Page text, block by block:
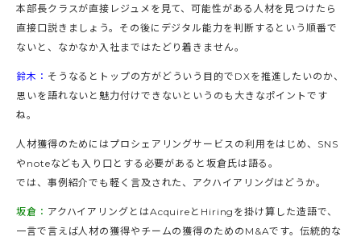
本部長クラスが直接レジュメを見て、可能性がある人材を見つけたら
直接口説きましょう。その後にデジタル能力を判断するという順番で
ないと、なかなか入社まではたどり着きません。
鈴木： そうなるとトップの方がどういう目的でDXを推進したいのか、
思いを語れないと魅力付けできないというのも大きなポイントです
ね。
人材獲得のためにはプロシェアリングサービスの利用をはじめ、SNS
やnoteなども入り口とする必要があると坂倉氏は語る。
では、事例紹介でも軽く言及された、アクハイアリングはどうか。
坂倉： アクハイアリングとはAcquireとHiringを掛け算した造語で、
一言で言えば人材の獲得やチームの獲得のためのM&Aです。伝統的な